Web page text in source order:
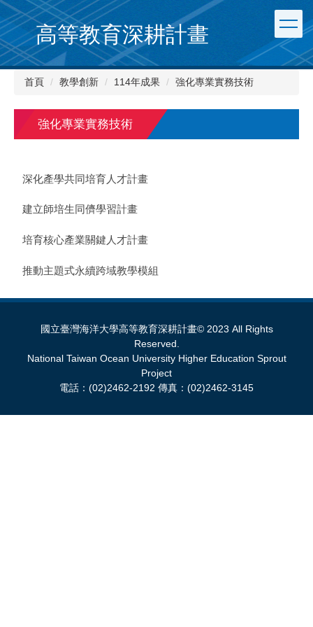
跳
到
主
要
內
高等教育深耕計畫
首頁 教學創新 114年成果 強化專業實務技術
強化專業實務技術
深化產學共同培育人才計畫
建立師培生同儕學習計畫
培育核心產業關鍵人才計畫
推動主題式永續跨域教學模組
國立臺灣海洋大學高等教育深耕計畫© 2023 All Rights
Reserved.
National Taiwan Ocean University Higher Education Sprout
Project
電話：(02)2462-2192 傳真：(02)2462-3145